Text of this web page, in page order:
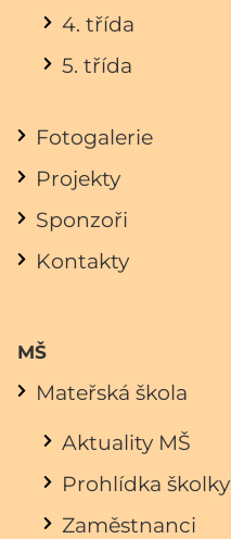
4. třída
5. třída
Fotogalerie
Projekty
Sponzoři
Kontakty
MŠ
Mateřská škola
Aktuality MŠ
Prohlídka školky
Zaměstnanci